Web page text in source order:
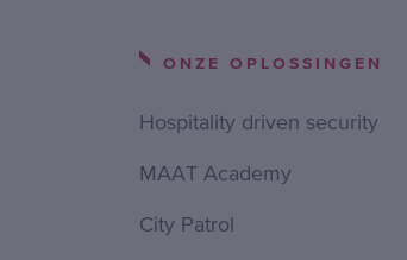
ONZE OPLOSSINGEN
Hospitality driven security
MAAT Academy
City Patrol